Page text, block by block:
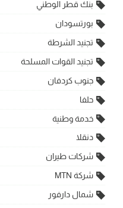
بنك قطر الوطني
بورتسودان
تجنيد الشرطة
تجنيد القوات المسلحة
جنوب كردفان
حلفا
خدمة وطنية
دنقلا
شركات طيران
شركة MTN
شمال دارفور